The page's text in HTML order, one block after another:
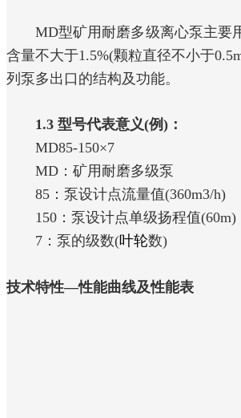
MD型矿用耐磨多级离心泵主要用
含量不大于1.5%(颗粒直径不小于
列泵多出口的结构及功能。
1.3 型号代表意义(例)：
MD85-150×7
MD：矿用耐磨多级泵
85：泵设计点流量值(360m3/h)
150：泵设计点单级扬程值(60m)
7：泵的级数(叶轮数)
技术特性—性能曲线及性能表